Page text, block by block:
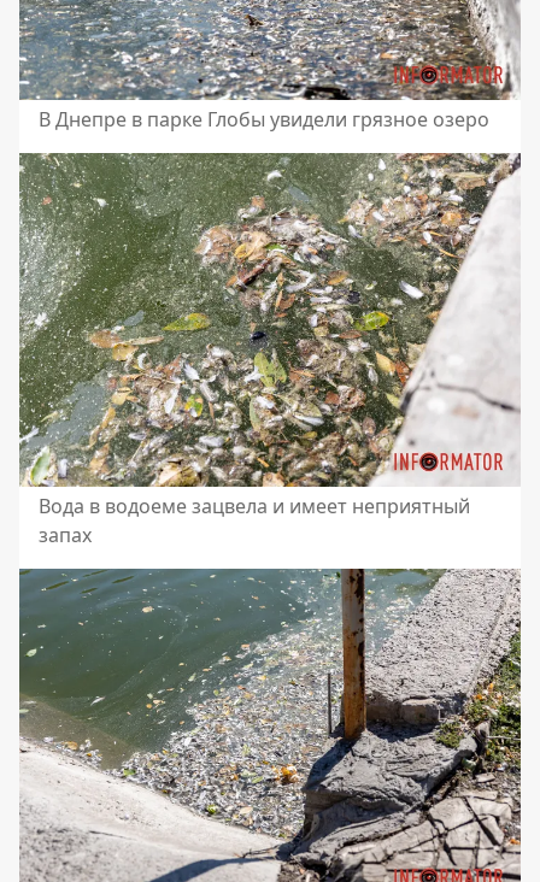
В Днепре в парке Глобы увидели грязное озеро
Вода в водоеме зацвела и имеет неприятный
запах